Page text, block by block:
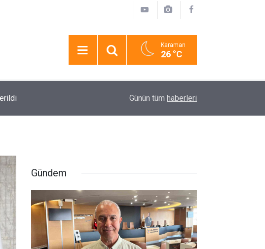
Karaman
26 °C
Lüks Otomobille Kar Maskeli Milyonluk Soygun
Günün tüm haberleri
Gündem